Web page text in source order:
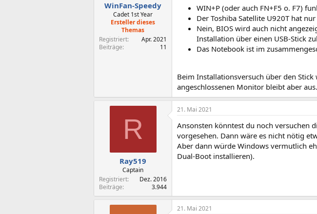
WinFan-Speedy
Cadet 1st Year
Ersteller dieses
Themas
Registriert
Apr. 2021
Beiträge
11
WIN+P (oder auch FN+F5 o. F7)
Der Toshiba Satellite U920T hat
Nein, BIOS wird auch nicht
Installation über einen USB-Stick
Das Notebook ist im
Beim Installationsversuch über den
angeschlossenen Monitor bleibt aber aus.
R
Ray519
Captain
Registriert
Dez. 2016
Beiträge
3.944
21. Mai 2021
Ansonsten könntest du noch versuchen
vorgesehen. Dann wäre es nicht nötig
Aber dann würde Windows vermutlich
Dual-Boot installieren).
21. Mai 2021